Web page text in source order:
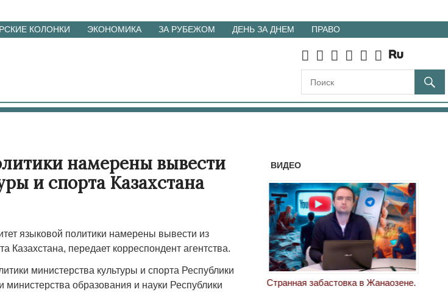
КОЛОНКИ ЭКОНОМИКА ЗА РУБЕЖОМ ДЕНЬ ЗА ДНЕМ ПРАВО
намерены вывести
и спорта Казахстана
языковой политики намерены вывести из
Казахстана, передает корреспондент агентства.
министерства культуры и спорта Республики
министерства образования и науки Республики
ВИДЕО
свет
Странная забастовка в Жанаозене.
«Новый Казахстан не говорит всей